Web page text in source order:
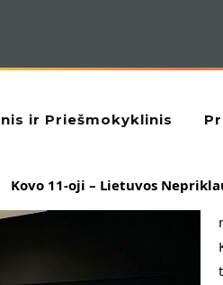
ir Priešmokyklinis
Kovo 11-oji – Lietuvos